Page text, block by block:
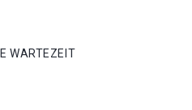
WARTEZEIT